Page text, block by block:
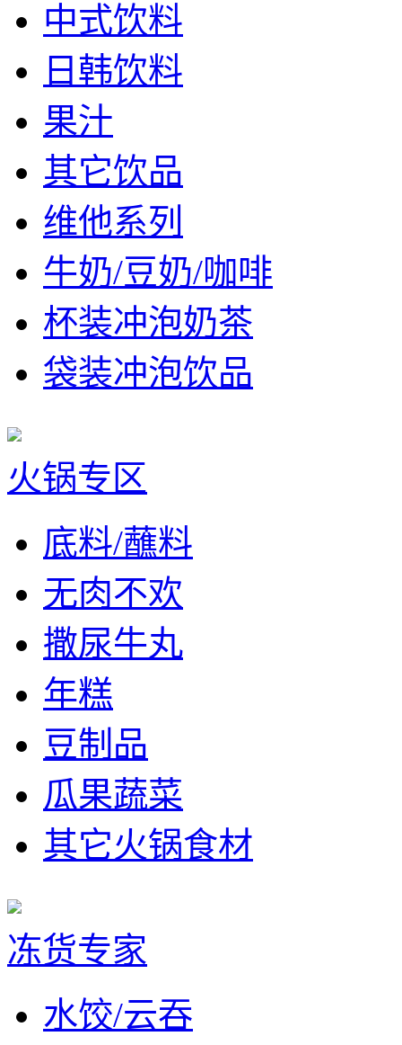
中式饮料
日韩饮料
果汁
其它饮品
维他系列
牛奶/豆奶/咖啡
杯装冲泡奶茶
袋装冲泡饮品
火锅专区
底料/蘸料
无肉不欢
撒尿牛丸
年糕
豆制品
瓜果蔬菜
其它火锅食材
冻货专家
水饺/云吞